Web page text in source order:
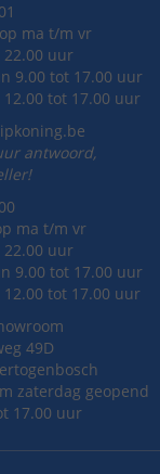
ma t/m vr
22.00 uur
9.00 tot 17.00 uur
tot 17.00 uur
antwoord,
ma t/m vr
22.00 uur
9.00 tot 17.00 uur
tot 17.00 uur
49D
zaterdag geopend
17.00 uur